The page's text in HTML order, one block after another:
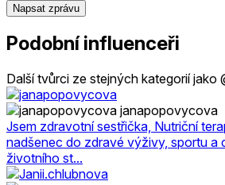
Napsat zprávu
Podobní influenceři
Další tvůrci ze stejných kategorií jako
janapopovycova
Jsem zdravotní sestřička, Nutriční
nadšenec do zdravé výživy, sportu a
životního st...